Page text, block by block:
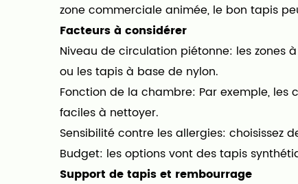
zone commerciale animée, le bon tapis
Facteurs à considérer
Niveau de circulation piétonne: les zones
ou les tapis à base de nylon.
Fonction de la chambre: Par exemple,
faciles à nettoyer.
Sensibilité contre les allergies: choisissez
Budget: les options vont des tapis
Support de tapis et rembourrage